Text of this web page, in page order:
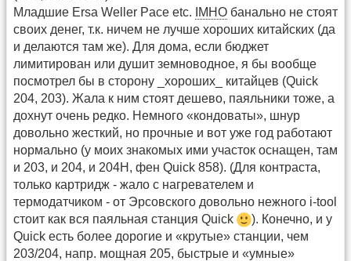
Младшие Ersa Weller Pace etc.
IMHO банально не стоят
своих денег, т.к. ничем не лучше хороших китайских (да
и делаются там же). Для дома, если бюджет
лимитирован или душит земноводное, я бы вообще
посмотрел бы в сторону _хороших_ китайцев (Quick
204, 203). Жала к ним стоят дешево, паяльники тоже, а
дохнут очень редко. Немного «кондоваты», шнур
довольно жесткий, но прочные и вот уже год работают
нормально (у моих знакомых ими участок оснащен, там
и 203, и 204, и 204Н, фен Quick 858). (Для контраста,
только картридж - жало с нагревателем и
термодатчиком - от Эрсовского довольно нежного i-tool
стоит как вся паяльная станция Quick
). Конечно, и у
Quick есть более дорогие и «крутые» станции, чем
203/204, напр. мощная 205, быстрые и «умные»